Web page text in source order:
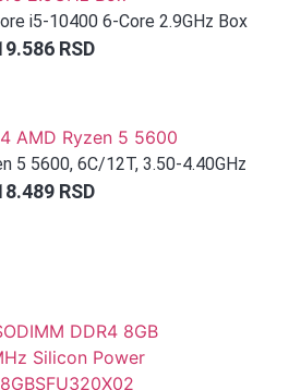
i5-10400 6-Core 2.9GHz Box
RSD
5 5600, 6C/12T, 3.50-4.40GHz
RSD